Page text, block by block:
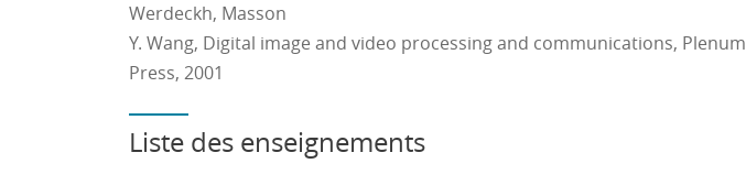
Werdeckh, Masson
Y. Wang, Digital image and video processing and communications, Plenum
Press, 2001
Liste des enseignements